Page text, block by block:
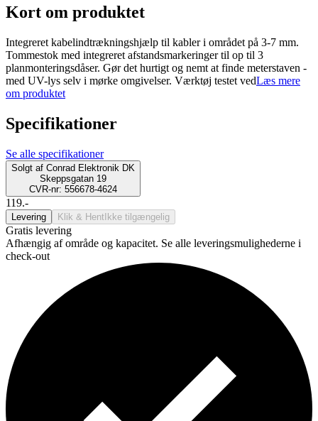
Kort om produktet
Integreret kabelindtrækningshjælp til kabler i området på 3-7 mm.
Tommestok med integreret afstandsmarkeringer til op til 3
planmonteringsdåser. Gør det hurtigt og nemt at finde meterstaven -
med UV-lys selv i mørke omgivelser. Værktøj testet vedLæs mere
om produktet
Specifikationer
Se alle specifikationer
Solgt af Conrad Elektronik DK
Skeppsgatan 19
CVR-nr: 556678-4624
119.-
Levering Klik & Hent Ikke tilgængelig
Gratis levering
Afhængig af område og kapacitet. Se alle leveringsmulighederne i
check-out